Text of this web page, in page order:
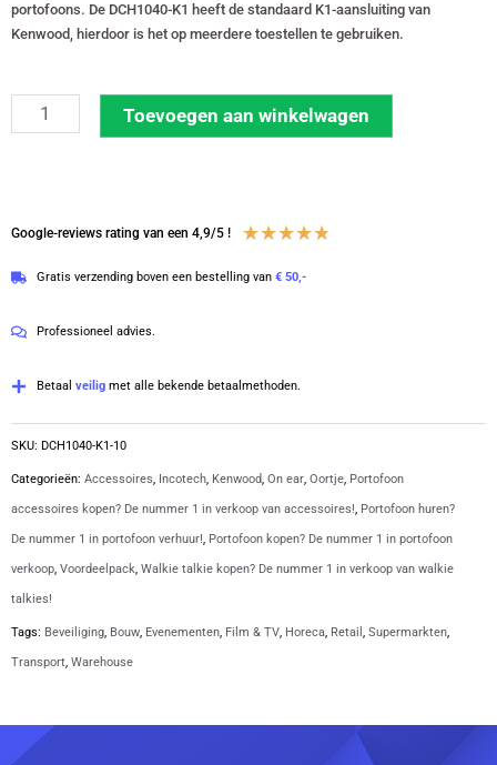
portofoons. De DCH1040-K1 heeft de standaard K1-aansluiting van
Kenwood, hierdoor is het op meerdere toestellen te gebruiken.
Incotech
10-
vorm
K1
K1
Toevoegen aan winkelwagen
Google-reviews rating van een 4,9/5 ! ★★★★★
Gratis verzending boven een bestelling van € 50,-
Professioneel advies.
Betaal veilig met alle bekende betaalmethoden.
SKU: DCH1040-K1-10
Categorieën: Accessoires, Incotech, Kenwood, On ear, Oortje, Portofoon
accessoires kopen? De nummer 1 in verkoop van accessoires!, Portofoon huren?
De nummer 1 in portofoon verhuur!, Portofoon kopen? De nummer 1 in portofoon
verkoop, Voordeelpack, Walkie talkie kopen? De nummer 1 in verkoop van walkie
talkies!
Tags: Beveiliging, Bouw, Evenementen, Film & TV, Horeca, Retail , Supermarkten,
Transport, Warehouse